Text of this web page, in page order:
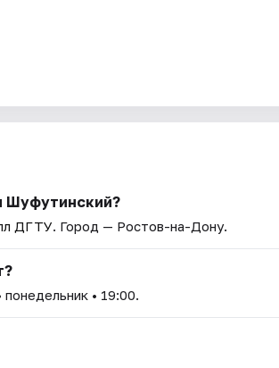
Шуфутинский?
ДГТУ. Город — Ростов-на-Дону.
понедельник • 19:00.